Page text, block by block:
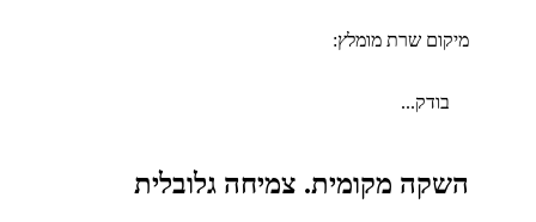
מיקום שרת מומלץ:
בודק...
השקה מקומית. צמיחה גלובלית